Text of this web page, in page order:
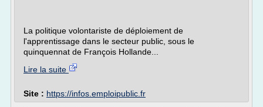
La politique volontariste de déploiement de
l'apprentissage dans le secteur public, sous le
quinquennat de François Hollande...
Lire la suite
Site : https://infos.emploipublic.fr